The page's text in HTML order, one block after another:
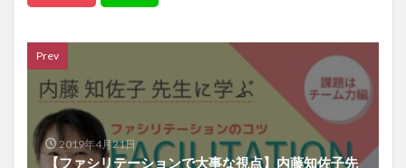
Prev
2019年4月21日
【ファシリテーションで大事な視点】内藤知佐子先